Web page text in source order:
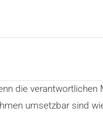
die verantwortlichen
umsetzbar sind